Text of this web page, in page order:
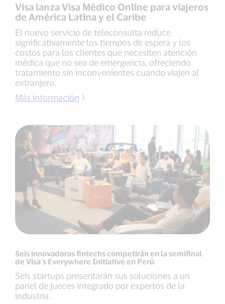
Visa lanza Visa Médico Online para viajeros
de América Latina y el Caribe
El nuevo servicio de teleconsulta reduce
significativamente los tiempos de espera y los
costos para los clientes que necesiten atención
médica que no sea de emergencia, ofreciendo
tratamiento sin inconvenientes cuando viajen al
extranjero.
Más información
Seis innovadoras fintechs competirán en la semifinal
de Visa’s Everywhere Initiative en Perú
Seis startups presentarán sus soluciones a un
panel de jueces integrado por expertos de la
industria.